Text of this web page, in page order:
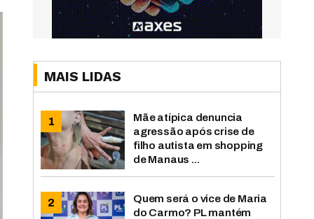
MAIS LIDAS
Mãe atípica denuncia
agressão após crise de
filho autista em shopping
de Manaus ...
Quem será o vice de Maria
do Carmo? PL mantém